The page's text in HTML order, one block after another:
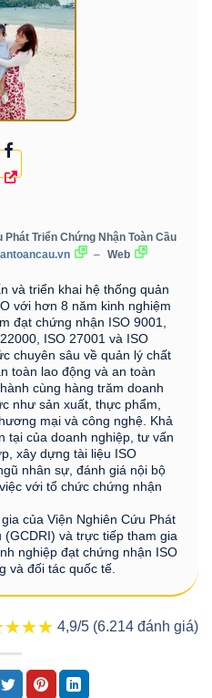
Phát Triển Chứng Nhận Toàn Cầu
– Web
và triển khai hệ thống quản
với hơn 8 năm kinh nghiệm
đạt chứng nhận ISO 9001,
ISO 27001 và ISO
chuyên sâu về quản lý chất
toàn lao động và an toàn
cùng hàng trăm doanh
như sản xuất, thực phẩm,
mại và công nghệ. Khả
tại của doanh nghiệp, tư vấn
xây dựng tài liệu ISO
nhân sự, đánh giá nội bộ
với tổ chức chứng nhận
của Viện Nghiên Cứu Phát
và trực tiếp tham gia
nghiệp đạt chứng nhận ISO
và đối tác quốc tế.
4,9/5 (6.214 đánh giá)